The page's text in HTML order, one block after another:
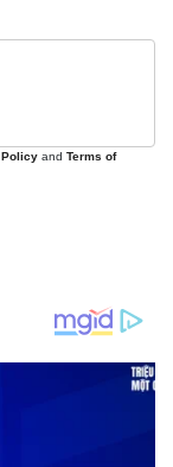
and Terms of